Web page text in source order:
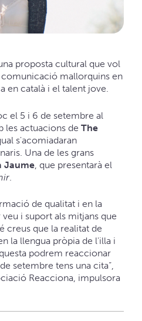
proposta cultural que vol
mallorquins en
en català i el talent jove.
el 5 i 6 de setembre al
les actuacions de The
s'acomiadaran
Una de les grans
Jaume, que presentarà el
.
de qualitat i en la
i suport als mitjans que
creus que la realitat de
la llengua pròpia de l'illa i
podrem reaccionar
setembre tens una cita”,
Reacciona, impulsora